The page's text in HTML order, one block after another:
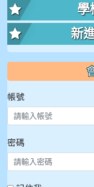
學
新
帳號
密碼